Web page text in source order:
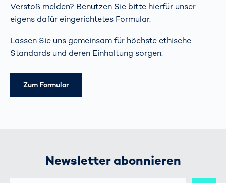
Verstoß melden? Benutzen Sie bitte hierfür unser
eigens dafür eingerichtetes Formular.
Lassen Sie uns gemeinsam für höchste ethische
Standards und deren Einhaltung sorgen.
Zum Formular
Newsletter abonnieren